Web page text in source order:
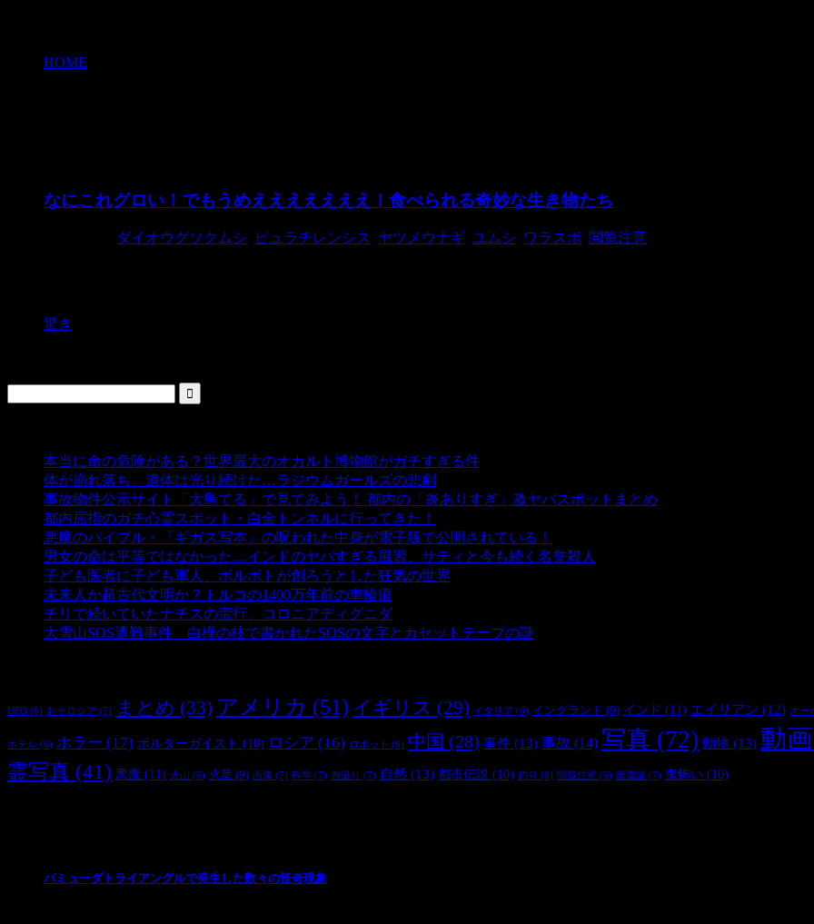
HOME
なにこれグロい！でもうめえええええええ！食べられる奇妙な生き物たち
ダイオウグソクムシ ピュラチレンシス ヤツメウナギ ユムシ ワラスボ 閲覧注意
驚き
本当に命の危険がある？世界最大のオカルト博物館がガチすぎる件
体が崩れ落ち、遺体は光り続けた…ラジウムガールズの悲劇
事故物件公示サイト「大島てる」で見てみよう！ 都内の「炎ありすぎ」激ヤバスポットまとめ
都内屈指のガチ心霊スポット・白金トンネルに行ってきた！
悪魔のバイブル・『ギガス写本』の呪われた中身が電子版で公開されている！
男女の命は平等ではなかった…インドのヤバすぎる風習、サティと今も続く名誉殺人
子ども医者に子ども軍人、ポルポトが創ろうとした狂気の世界
未来人か超古代文明か？トルコの1400万年前の車輪痕
チリで続いていたナチスの蛮行、コロニアディグニダ- 2,902 ビュー
大雪山SOS遭難事件 白樺の枝で書かれたSOSの文字とカセットテープの謎
UFO (6) おそロシア (7) まとめ (33) アメリカ (51) イギリス (29) イタリア (6) イングランド (9) インド (11) エイリアン (12) オー
ホテル (6) ホラー (17) ポルターガイスト (10) ロシア (16) ロボット (6) 中国 (28) 事件 (13) 事故 (14) 写真 (72) 動物 (13) 動画
霊写真 (41) 悪魔 (11) 火山 (6) 火星 (9) 画像 (7) 科学 (7) 自撮り (7) 自然 (13) 都市伝説 (10) 釣り (6) 閲覧注意 (6) 陰謀論 (7) 鬼怖い (10)
バミューダトライアングルで発生した数々の怪奇現象